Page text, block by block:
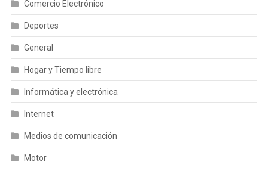
Comercio Electrónico
Deportes
General
Hogar y Tiempo libre
Informática y electrónica
Internet
Medios de comunicación
Motor